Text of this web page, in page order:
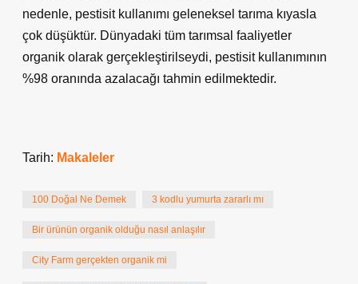
nedenle, pestisit kullanımı geleneksel tarıma kıyasla
çok düşüktür. Dünyadaki tüm tarımsal faaliyetler
organik olarak gerçekleştirilseydi, pestisit kullanımının
%98 oranında azalacağı tahmin edilmektedir.
Tarih: Makaleler
100 Doğal Ne Demek 3 kodlu yumurta zararlı mı
Bir ürünün organik olduğu nasıl anlaşılır
City Farm gerçekten organik mi